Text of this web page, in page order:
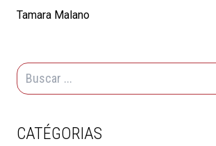
Tamara Malano
CATÉGORIAS